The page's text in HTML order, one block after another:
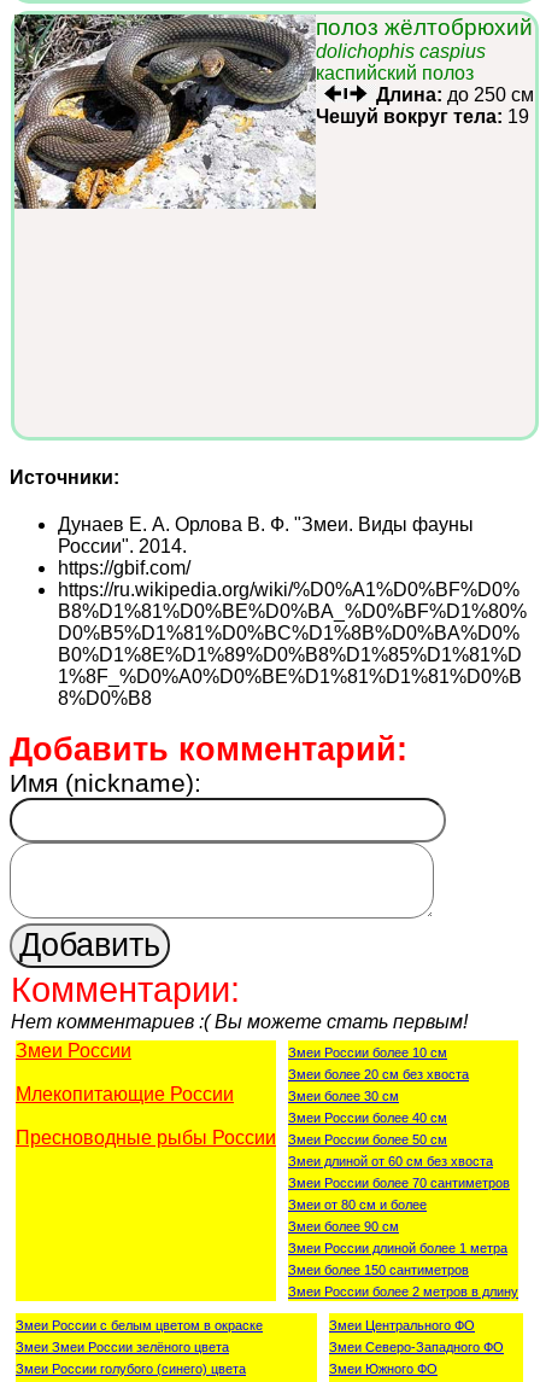
полоз жёлтобрюхий
dolichophis caspius
каспийский полоз
Длина: до 250 см
Чешуй вокруг тела: 19
Источники:
Дунаев Е. А. Орлова В. Ф. "Змеи. Виды фауны
России". 2014.
https://gbif.com/
https://ru.wikipedia.org/wiki/%D0%A1%D0%BF%D0%
B8%D1%81%D0%BE%D0%BA_%D0%BF%D1%80%
D0%B5%D1%81%D0%BC%D1%8B%D0%BA%D0%
B0%D1%8E%D1%89%D0%B8%D1%85%D1%81%D
1%8F_%D0%A0%D0%BE%D1%81%D1%81%D0%B
8%D0%B8
Добавить комментарий:
Имя (nickname):
Комментарии:
Нет комментариев :( Вы можете стать первым!
Змеи России
Млекопитающие России
Пресноводные рыбы России
Змеи России более 10 см
Змеи более 20 см без хвоста
Змеи более 30 см
Змеи России более 40 см
Змеи России более 50 см
Змеи длиной от 60 см без хвоста
Змеи России более 70 сантиметров
Змеи от 80 см и более
Змеи более 90 см
Змеи России длиной более 1 метра
Змеи более 150 сантиметров
Змеи России более 2 метров в длину
Змеи России с белым цветом в окраске
Змеи Змеи России зелёного цвета
Змеи России голубого (синего) цвета
Змеи Центрального ФО
Змеи Северо-Западного ФО
Змеи Южного ФО